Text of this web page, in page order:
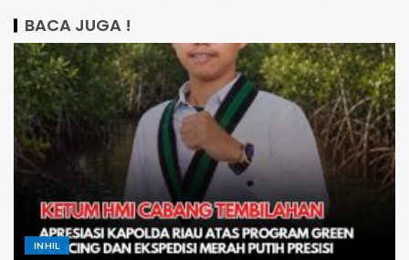
BACA JUGA !
INHIL